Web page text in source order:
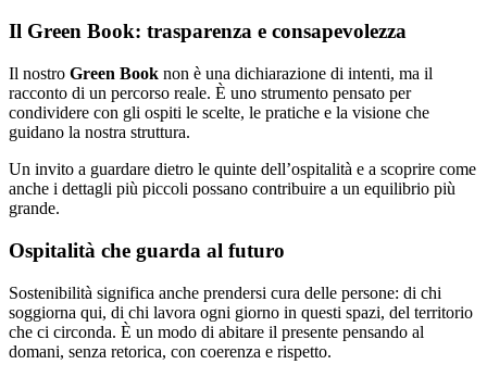
Il Green Book: trasparenza e consapevolezza
Il nostro Green Book non è una dichiarazione di intenti, ma il
racconto di un percorso reale. È uno strumento pensato per
condividere con gli ospiti le scelte, le pratiche e la visione che
guidano la nostra struttura.
Un invito a guardare dietro le quinte dell’ospitalità e a scoprire come
anche i dettagli più piccoli possano contribuire a un equilibrio più
grande.
Ospitalità che guarda al futuro
Sostenibilità significa anche prendersi cura delle persone: di chi
soggiorna qui, di chi lavora ogni giorno in questi spazi, del territorio
che ci circonda. È un modo di abitare il presente pensando al
domani, senza retorica, con coerenza e rispetto.